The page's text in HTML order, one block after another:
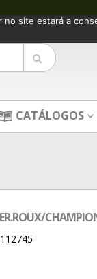
CATÁLOGOS
site estará a